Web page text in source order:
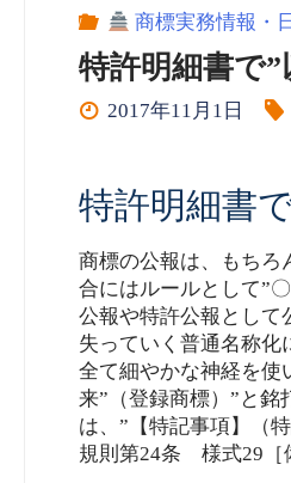
商標実務情報・
特許明細書で
2017年11月1日
特許明細書
商標の公報は、もちろ
合にはルールとして”
公報や特許公報として
失っていく普通名称化
全て細やかな神経を使
来”（登録商標）”と
は、”【特記事項】（
規則第24条 様式29［